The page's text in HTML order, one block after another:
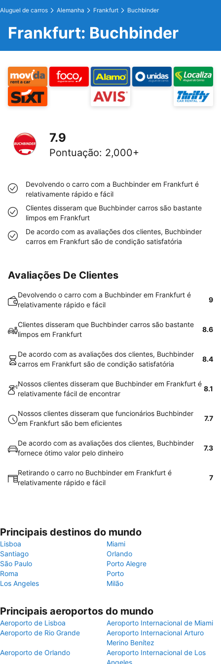
Aluguel de carros Alemanha Frankfurt Buchbinder
Frankfurt: Buchbinder
7.9
Pontuação: 2,000+
Devolvendo o carro com a Buchbinder em Frankfurt é
relativamente rápido e fácil
Clientes disseram que Buchbinder carros são bastante
limpos em Frankfurt
De acordo com as avaliações dos clientes, Buchbinder
carros em Frankfurt são de condição satisfatória
Avaliações De Clientes
Devolvendo o carro com a Buchbinder em Frankfurt é
relativamente rápido e fácil
9
Clientes disseram que Buchbinder carros são bastante
limpos em Frankfurt
8.6
De acordo com as avaliações dos clientes, Buchbinder
carros em Frankfurt são de condição satisfatória
8.4
Nossos clientes disseram que Buchbinder em Frankfurt é
relativamente fácil de encontrar
8.1
Nossos clientes disseram que funcionários Buchbinder
em Frankfurt são bem eficientes
7.7
De acordo com as avaliações dos clientes, Buchbinder
fornece ótimo valor pelo dinheiro
7.3
Retirando o carro no Buchbinder em Frankfurt é
relativamente rápido e fácil
7
Principais destinos do mundo
Lisboa
Miami
Santiago
Orlando
São Paulo
Porto Alegre
Roma
Porto
Los Angeles
Milão
Principais aeroportos do mundo
Aeroporto de Lisboa
Aeroporto Internacional de Miami
Aeroporto de Rio Grande
Aeroporto Internacional Arturo
Merino Benítez
Aeroporto de Orlando
Aeroporto Internacional de Los
Angeles